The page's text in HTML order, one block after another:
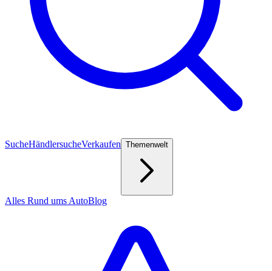
SucheHändlersucheVerkaufen Themenwelt
Alles Rund ums AutoBlog